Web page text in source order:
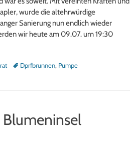
wurde die altehrwürdige
Sanierung nun endlich wieder
wir heute am 09.07. um 19:30
Schlagworte
Dprfbrunnen, Pumpe
Blumeninsel